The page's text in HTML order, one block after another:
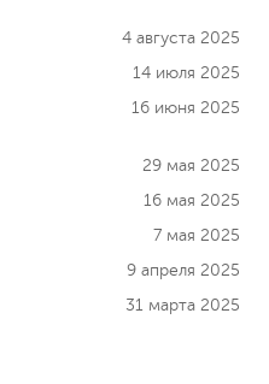
4 августа 2025
14 июля 2025
16 июня 2025
29 мая 2025
16 мая 2025
7 мая 2025
9 апреля 2025
31 марта 2025